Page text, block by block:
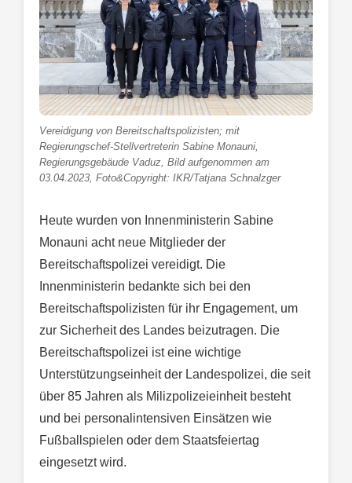
Vereidigung von Bereitschaftspolizisten; mit
Regierungschef-Stellvertreterin Sabine Monauni,
Regierungsgebäude Vaduz, Bild aufgenommen am
03.04.2023, Foto&Copyright: IKR/Tatjana Schnalzger
Heute wurden von Innenministerin Sabine
Monauni acht neue Mitglieder der
Bereitschaftspolizei vereidigt. Die
Innenministerin bedankte sich bei den
Bereitschaftspolizisten für ihr Engagement, um
zur Sicherheit des Landes beizutragen. Die
Bereitschaftspolizei ist eine wichtige
Unterstützungseinheit der Landespolizei, die seit
über 85 Jahren als Milizpolizeieinheit besteht
und bei personalintensiven Einsätzen wie
Fußballspielen oder dem Staatsfeiertag
eingesetzt wird.